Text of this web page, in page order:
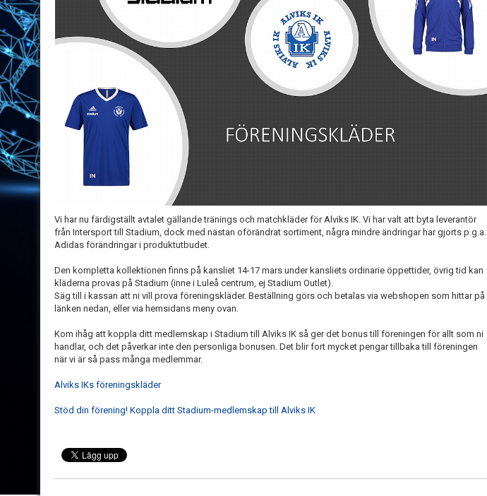
Vi har nu färdigställt avtalet gällande tränings och matchkläder för Alviks IK. Vi har valt att byta leverantör
från Intersport till Stadium, dock med nästan oförändrat sortiment, några mindre ändringar har gjorts p.g.a.
Adidas förändringar i produktutbudet.
Den kompletta kollektionen finns på kansliet 14-17 mars under kansliets ordinarie öppettider, övrig tid kan
kläderna provas på Stadium (inne i Luleå centrum, ej Stadium Outlet).
Säg till i kassan att ni vill prova föreningskläder. Beställning görs och betalas via webshopen som hittar på
länken nedan, eller via hemsidans meny ovan.
Kom ihåg att koppla ditt medlemskap i Stadium till Alviks IK så ger det bonus till föreningen för allt som ni
handlar, och det påverkar inte den personliga bonusen. Det blir fort mycket pengar tillbaka till föreningen
när vi är så pass många medlemmar.
Alviks IKs föreningskläder
Stöd din förening! Koppla ditt Stadium-medlemskap till Alviks IK